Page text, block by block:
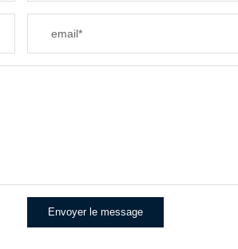
email*
Envoyer le message